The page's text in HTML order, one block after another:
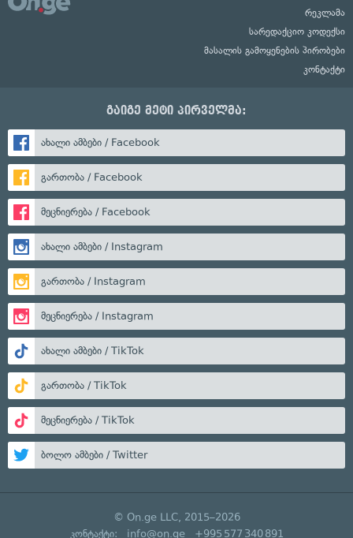
რეკლამა
სარედაქციო კოდექსი
მასალის გამოყენების პირობები
კონტაქტი
გაიგე მეტი პირველმა:
ახალი ამბები / Facebook
გართობა / Facebook
მეცნიერება / Facebook
ახალი ამბები / Instagram
გართობა / Instagram
მეცნიერება / Instagram
ახალი ამბები / TikTok
გართობა / TikTok
მეცნიერება / TikTok
ბოლო ამბები / Twitter
© On.ge LLC, 2015–2026
კონტაქტი: info@on.ge +995 577 340 891